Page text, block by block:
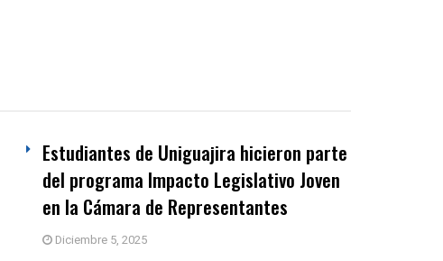
Estudiantes de Uniguajira hicieron parte
del programa Impacto Legislativo Joven
en la Cámara de Representantes
Diciembre 5, 2025